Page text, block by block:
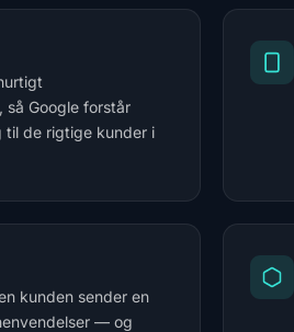
så Google forstår
de rigtige kunder i
kunden sender en
— og